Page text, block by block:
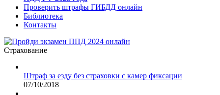
Проверить штрафы ГИБДД онлайн
Библиотека
Контакты
Страхование
Штраф за езду без страховки с камер фиксации
07/10/2018